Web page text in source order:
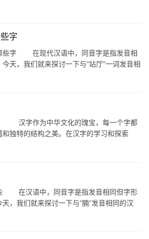
字
字 在现代汉语中，同音字是指发音相
天，我们就来探讨一下与“站厅”一词发音相
字作为中华文化的瑰宝，每一个字都
独特的结构之美。在汉字的学习和探索
汉语中，同音字是指发音相同但字形
，我们就来探讨一下与“腩”发音相同的汉